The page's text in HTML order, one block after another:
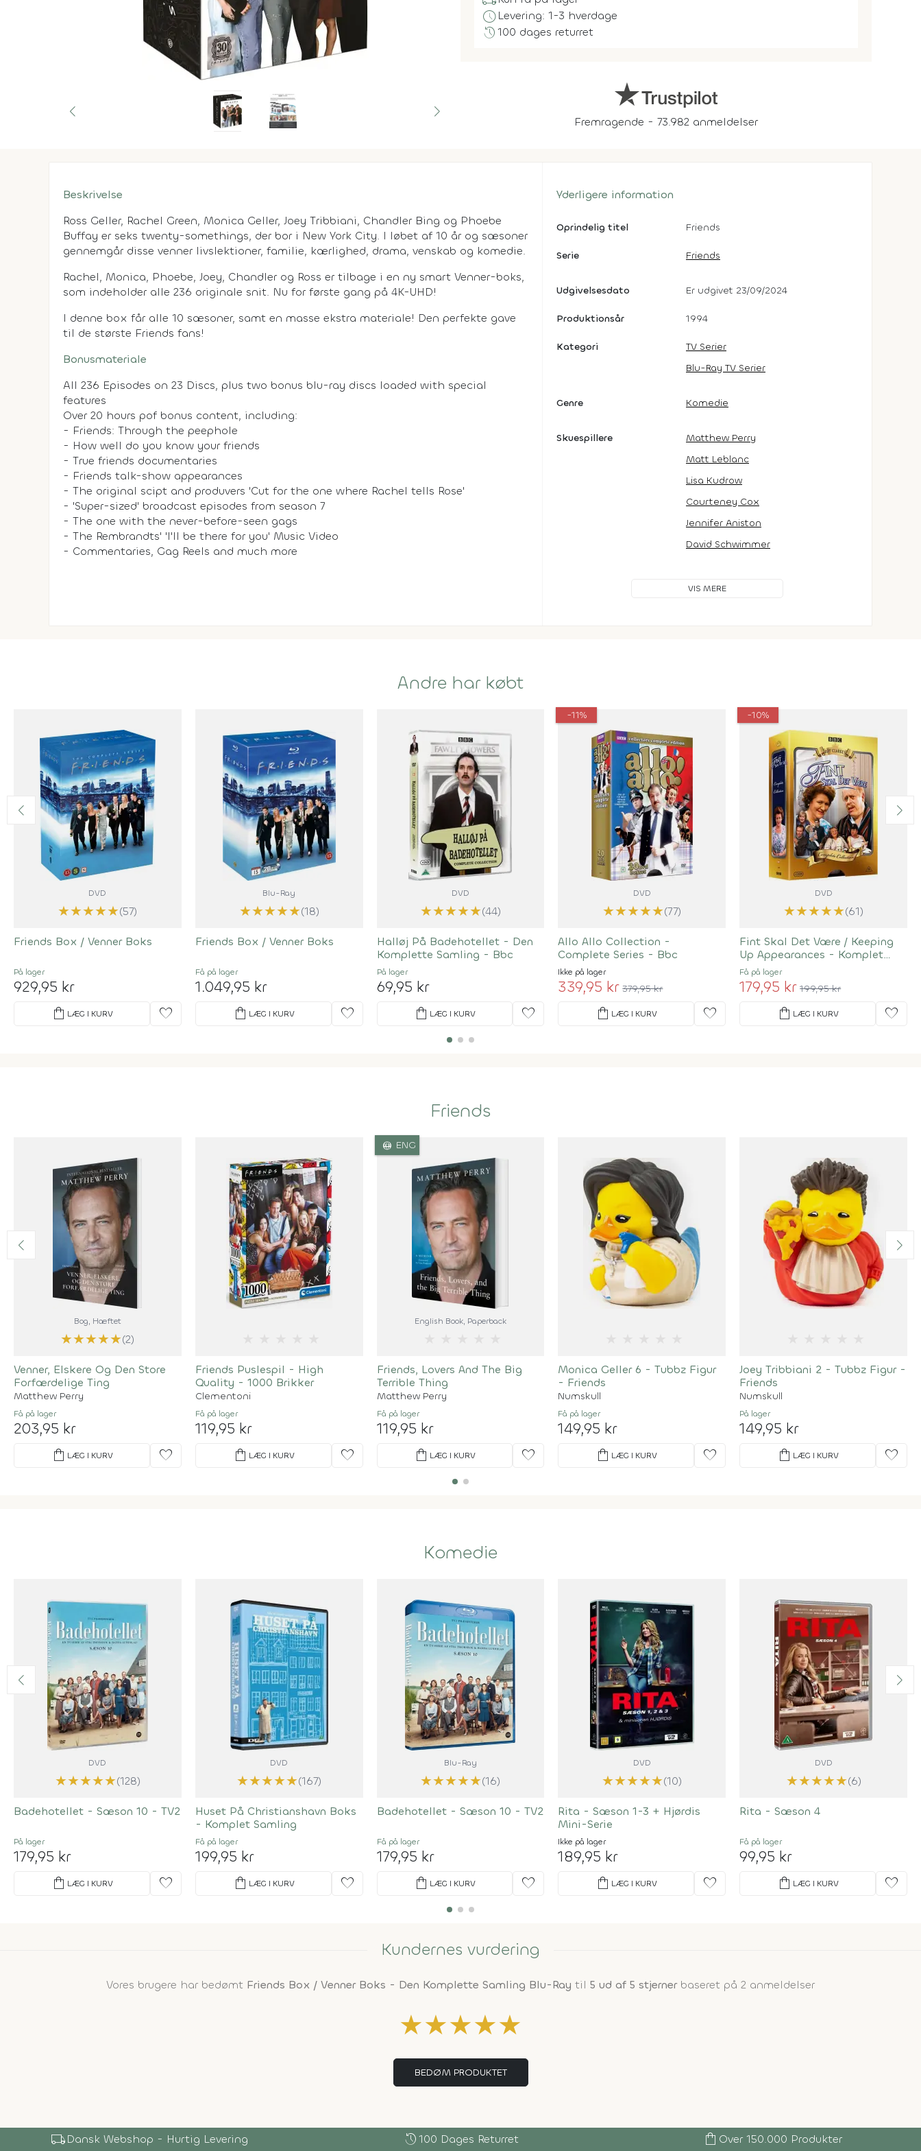
scheduleLevering: 1-3 hverdage
history100 dages returret
Fremragende - 73.982 anmeldelser
Beskrivelse
Ross Geller, Rachel Green, Monica Geller, Joey Tribbiani, Chandler Bing og Phoebe
Buffay er seks twenty-somethings, der bor i New York City. I løbet af 10 år og sæsoner
gennemgår disse venner livslektioner, familie, kærlighed, drama, venskab og komedie.
Rachel, Monica, Phoebe, Joey, Chandler og Ross er tilbage i en ny smart Venner-boks,
som indeholder alle 236 originale snit. Nu for første gang på 4K-UHD!
I denne box får alle 10 sæsoner, samt en masse ekstra materiale! Den perfekte gave
til de største Friends fans!
Bonusmateriale
All 236 Episodes on 23 Discs, plus two bonus blu-ray discs loaded with special
features
Over 20 hours pof bonus content, including:
- Friends: Through the peephole
- How well do you know your friends
- True friends documentaries
- Friends talk-show appearances
- The original scipt and produvers 'Cut for the one where Rachel tells Rose'
- 'Super-sized' broadcast episodes from season 7
- The one with the never-before-seen gags
- The Rembrandts' 'I'll be there for you' Music Video
- Commentaries, Gag Reels and much more
Yderligere information
Oprindelig titel Friends
Serie Friends
Udgivelsesdato Er udgivet 23/09/2024
Produktionsår 1994
Kategori
TV Serier
Blu-Ray TV Serier
Genre Komedie
Skuespillere
Matthew Perry
Matt Leblanc
Lisa Kudrow
Courteney Cox
Jennifer Aniston
David Schwimmer
VIS MERE
Andre har købt
DVD
★★★★★(57)
Friends Box / Venner Boks
På lager
929,95 kr
shopping_bag LÆG I KURV favorite
Blu-Ray
★★★★★(18)
Friends Box / Venner Boks
Få på lager
1.049,95 kr
shopping_bag LÆG I KURV favorite
DVD
★★★★★(44)
Halløj På Badehotellet - Den
Komplette Samling - Bbc
På lager
69,95 kr
shopping_bag LÆG I KURV favorite
-11%
DVD
★★★★★(77)
Allo Allo Collection -
Complete Series - Bbc
Ikke på lager
339,95 kr 379,95 kr
shopping_bag LÆG I KURV favorite
-10%
DVD
★★★★★(61)
Fint Skal Det Være / Keeping
Up Appearances - Komplet
Boks
Få på lager
179,95 kr 199,95 kr
shopping_bag LÆG I KURV favorite
Friends
Bog, Hæftet
★★★★★(2)
Venner, Elskere Og Den Store
Forfærdelige Ting
Matthew Perry
Få på lager
203,95 kr
shopping_bag LÆG I KURV favorite
Friends Puslespil - High
Quality - 1000 Brikker
Clementoni
Få på lager
119,95 kr
shopping_bag LÆG I KURV favorite
language ENG
English Book, Paperback
Friends, Lovers And The Big
Terrible Thing
Matthew Perry
Få på lager
119,95 kr
shopping_bag LÆG I KURV favorite
Monica Geller 6 - Tubbz Figur
- Friends
Numskull
Få på lager
149,95 kr
shopping_bag LÆG I KURV favorite
Joey Tribbiani 2 - Tubbz Figur -
Friends
Numskull
På lager
149,95 kr
shopping_bag LÆG I KURV favorite
Komedie
DVD
★★★★★(128)
Badehotellet - Sæson 10 - TV2
På lager
179,95 kr
shopping_bag LÆG I KURV favorite
DVD
★★★★★(167)
Huset På Christianshavn Boks
- Komplet Samling
Få på lager
199,95 kr
shopping_bag LÆG I KURV favorite
Blu-Ray
★★★★★(16)
Badehotellet - Sæson 10 - TV2
Få på lager
179,95 kr
shopping_bag LÆG I KURV favorite
DVD
★★★★★(10)
Rita - Sæson 1-3 + Hjørdis
Mini-Serie
Ikke på lager
189,95 kr
shopping_bag LÆG I KURV favorite
DVD
★★★★★(6)
Rita - Sæson 4
Få på lager
99,95 kr
shopping_bag LÆG I KURV favorite
Kundernes vurdering
Vores brugere har bedømt Friends Box / Venner Boks - Den Komplette Samling Blu-Ray til 5 ud af 5 stjernerbaseret på 2 anmeldelser
★★★★★
BEDØM PRODUKTET
history 100 Dages Returret
local_shippingDansk Webshop - Hurtig Levering shopping_bag Over 150.000 Produkter